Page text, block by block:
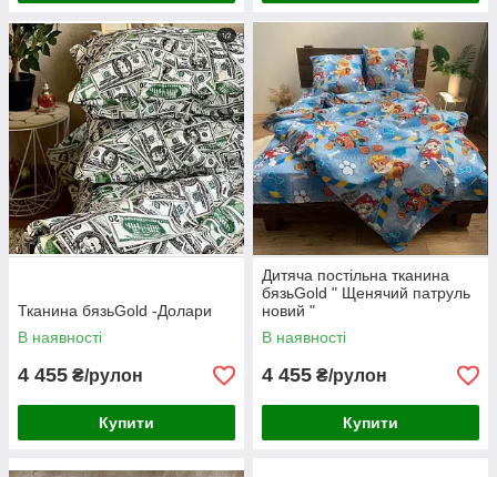
Тканина бязьGold -Долари
В наявності
4 455 ₴/рулон
Купити
Дитяча постільна тканина
бязьGold " Щенячий патруль
новий "
В наявності
4 455 ₴/рулон
Купити